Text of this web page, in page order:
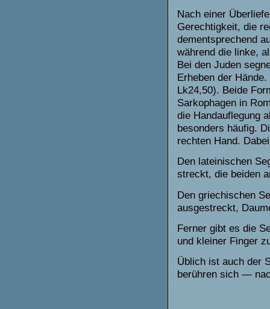
Nach einer
Gerechtigkeit, die
dementsprechend
während die linke,
Bei den Juden
Erheben der
Lk24,50). Beide
Sarkophagen in
die Handauflegung
besonders häufig.
rechten Hand.
Den lateinischen
streckt, die beiden
Den griechischen
ausgestreckt,
Ferner gibt es die
und kleiner Finger
Üblich ist auch der
berühren sich —